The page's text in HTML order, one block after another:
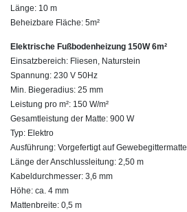
Länge: 10 m
Beheizbare Fläche: 5m²
Elektrische Fußbodenheizung 150W 6m²
Einsatzbereich: Fliesen, Naturstein
Spannung: 230 V 50Hz
Min. Biegeradius: 25 mm
Leistung pro m²: 150 W/m²
Gesamtleistung der Matte: 900 W
Typ: Elektro
Ausführung: Vorgefertigt auf Gewebegittermatte
Länge der Anschlussleitung: 2,50 m
Kabeldurchmesser: 3,6 mm
Höhe: ca. 4 mm
Mattenbreite: 0,5 m